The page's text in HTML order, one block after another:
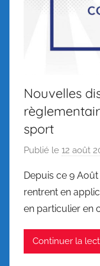
Nouvelles
sport
Publié le 12 août
Depuis ce 9
rentrent en
en particulier en
Continuer la